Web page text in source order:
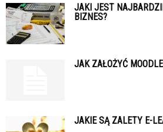
JAKI JEST
BIZNES?
JAK ZAŁOŻYĆ
JAKIE SĄ ZALETY E-